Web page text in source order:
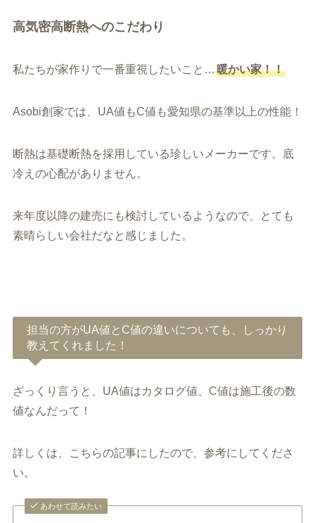
高気密高断熱へのこだわり
私たちが家作りで一番重視したいこと… 暖かい家！！
Asobi創家では、UA値もC値も愛知県の基準以上の性能！
断熱は基礎断熱を採用している珍しいメーカーです。底
冷えの心配がありません。
来年度以降の建売にも検討しているようなので、とても
素晴らしい会社だなと感じました。
担当の方がUA値とC値の違いについても、しっかり
教えてくれました！
ざっくり言うと、UA値はカタログ値、C値は施工後の数
値なんだって！
詳しくは、こちらの記事にしたので、参考にしてくださ
い。
あわせて読みたい